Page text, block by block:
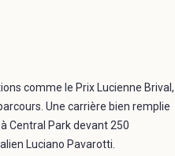
comme le Prix Lucienne Brival,
Une carrière bien remplie
Central Park devant 250
Luciano Pavarotti.